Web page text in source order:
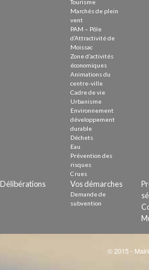
Tourisme
Marchés de plein
vent
PAM – Pôle
d’Attractivité de
Moissac
Zone d’activités
économiques
Animations du
centre-ville
Cadre de vie
Urbanisme
Environnement
développement
durable
Déchets
Eau
Prévention des
risques
Crues
Délibérations Vos démarches
Demande de
subvention
© 2015 -